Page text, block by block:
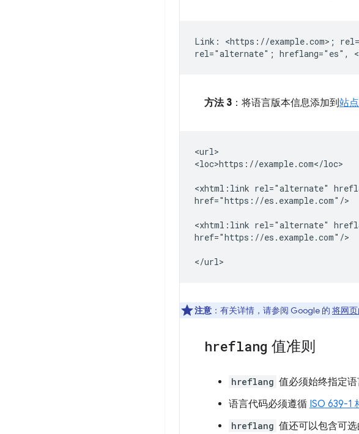
Link: <https://example.com>;
方法 3 ：将语言版本信息添加到站
<url>
<loc>https://example.com</loc>
<xhtml:link rel="alternate"
href="https://es.example.com"/>
<xhtml:link rel="alternate"
href="https://es.example.com"/>
注意 ：有关详情，请参阅 Google 的 将网
hreflang 值准则
hreflang 值必须始终指定语
语言代码必须遵循 ISO 639-1
hreflang 值还可以包含可选